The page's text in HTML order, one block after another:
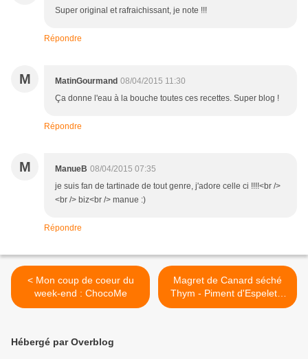
Super original et rafraichissant, je note !!!
Répondre
M MatinGourmand 08/04/2015 11:30
Ça donne l'eau à la bouche toutes ces recettes. Super blog !
Répondre
M ManueB 08/04/2015 07:35
je suis fan de tartinade de tout genre, j'adore celle ci !!!!<br />
<br /> biz<br /> manue :)
Répondre
< Mon coup de coeur du
week-end : ChocoMe
Magret de Canard séché
Thym - Piment d'Espelette
>
Hébergé par Overblog